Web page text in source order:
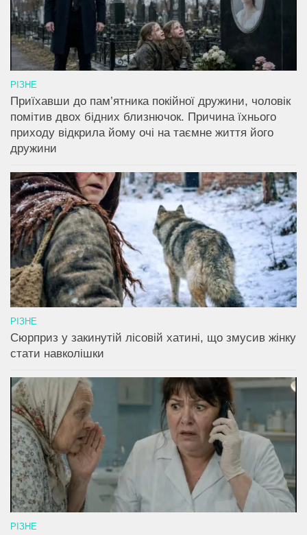
РІЗНЕ
Приїхавши до пам’ятника покійної дружини, чоловік
помітив двох бідних близнючок. Причина їхнього
приходу відкрила йому очі на таємне життя його
дружини
РІЗНЕ
Сюрприз у закинутій лісовій хатині, що змусив жінку
стати навколішки
РІЗНЕ